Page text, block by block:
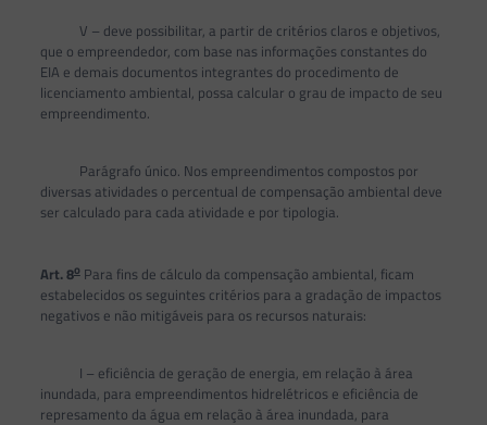
V – deve possibilitar, a partir de critérios claros e objetivos,
que o empreendedor, com base nas informações constantes do
EIA e demais documentos integrantes do procedimento de
licenciamento ambiental, possa calcular o grau de impacto de seu
empreendimento.
Parágrafo único. Nos empreendimentos compostos por
diversas atividades o percentual de compensação ambiental deve
ser calculado para cada atividade e por tipologia.
Art. 8oPara fins de cálculo da compensação ambiental, ficam
estabelecidos os seguintes critérios para a gradação de impactos
negativos e não mitigáveis para os recursos naturais:
I – eficiência de geração de energia, em relação à área
inundada, para empreendimentos hidrelétricos e eficiência de
represamento da água em relação à área inundada, para